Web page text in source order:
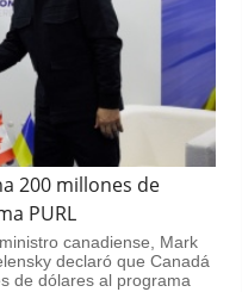
200 millones de
PURL
canadiense, Mark
declaró que Canadá
de dólares al programa